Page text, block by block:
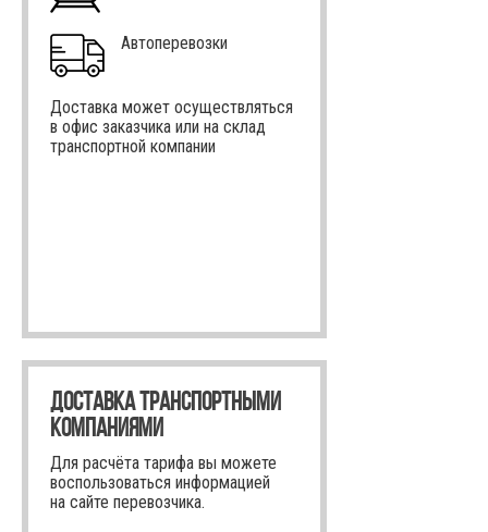
Автоперевозки
Доставка может осуществляться
в офис заказчика или на склад
транспортной компании
ДОСТАВКА ТРАНСПОРТНЫМИ
КОМПАНИЯМИ
Для расчёта тарифа вы можете
воспользоваться информацией
на сайте перевозчика.